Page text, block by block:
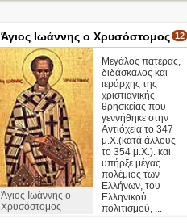
12
Άγιος Ιωάννης ο Χρυσόστομος
Άγιος Ιωάννης ο
Χρυσόστομος
Μεγάλος πατέρας,
διδάσκαλος και
ιεράρχης της
χριστιανικής
θρησκείας που
γεννήθηκε στην
Αντιόχεια το 347
μ.Χ.(κατά άλλους
το 354 μ.Χ.). και
υπήρξε μέγας
πολέμιος των
Ελλήνων, του
Ελληνικού
πολιτισμού, ...